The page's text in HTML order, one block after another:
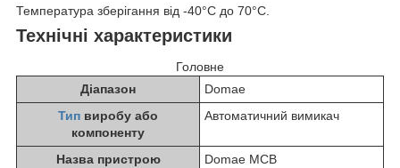
Температура зберігання від -40°C до 70°C.
Технічні характеристики
Головне
Діапазон
Domae
Тип виробу або
компоненту
Автоматичний вимикач
Назва пристрою
Domae MCB